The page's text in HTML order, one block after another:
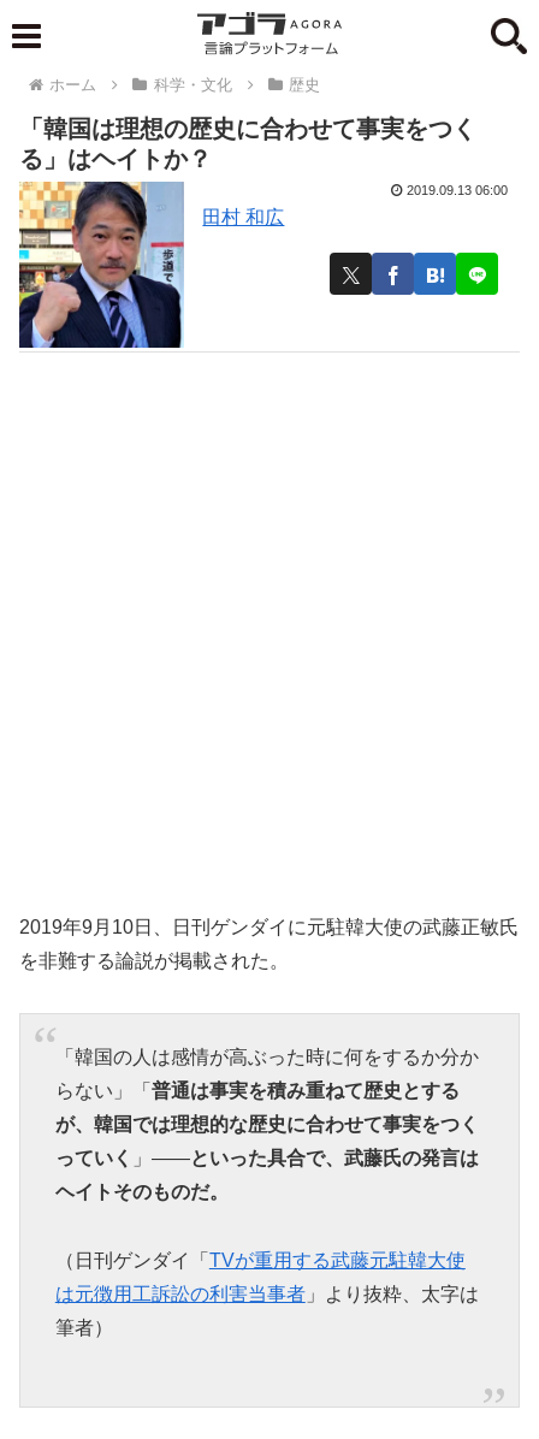
ホーム 科学・文化 歴史
「韓国は理想の歴史に合わせて事実をつく
る」はヘイトか？
田村 和広
2019.09.13 06:00
2019年9月10日、日刊ゲンダイに元駐韓大使の武藤正敏氏
を非難する論説が掲載された。
「韓国の人は感情が高ぶった時に何をするか分か
らない」「 普通は事実を積み重ねて歴史とする
が、韓国では理想的な歴史に合わせて事実をつく
っていく
」――といった具合で、武藤氏の発言は
ヘイトそのものだ。
（日刊ゲンダイ「 TVが重用する武藤元駐韓大使
は元徴用工訴訟の利害当事者」より抜粋、太字は
筆者）